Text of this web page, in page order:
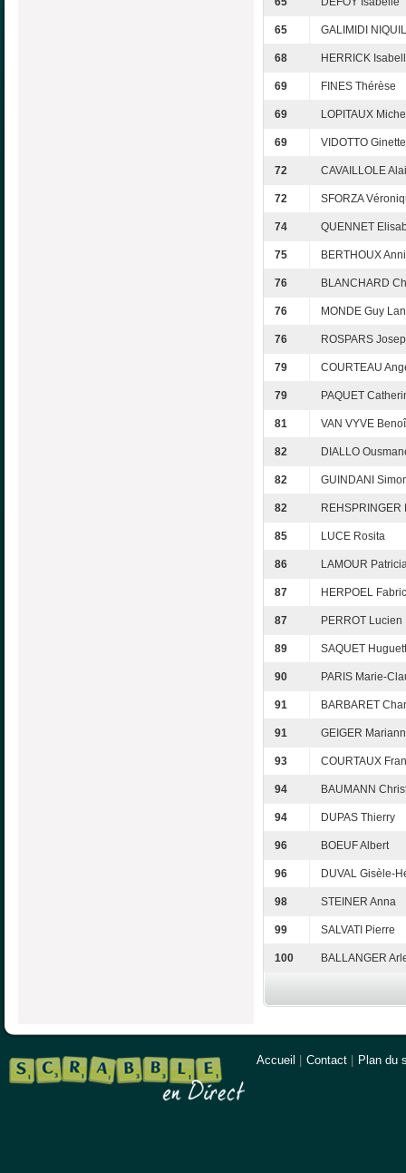
65 GALIMIDI
68 HERRICK
69 FINES Thérèse
69 LOPITAUX
69 VIDOTTO Ginette
72 CAVAILLOLE
72 SFORZA
74 QUENNET
75 BERTHOUX
76 BLANCHARD
76 MONDE Guy
76 ROSPARS
79 COURTEAU
79 PAQUET
81 VAN VYVE
82 DIALLO
82 GUINDANI
82 REHSPRINGER
85 LUCE Rosita
86 LAMOUR
87 HERPOEL
87 PERROT Lucien
89 SAQUET
90 PARIS Marie-
91 BARBARET
91 GEIGER
93 COURTAUX
94 BAUMANN
94 DUPAS Thierry
96 BOEUF Albert
96 DUVAL Gisèle-
98 STEINER Anna
99 SALVATI Pierre
100 BALLANGER
Accueil Contact Plan du